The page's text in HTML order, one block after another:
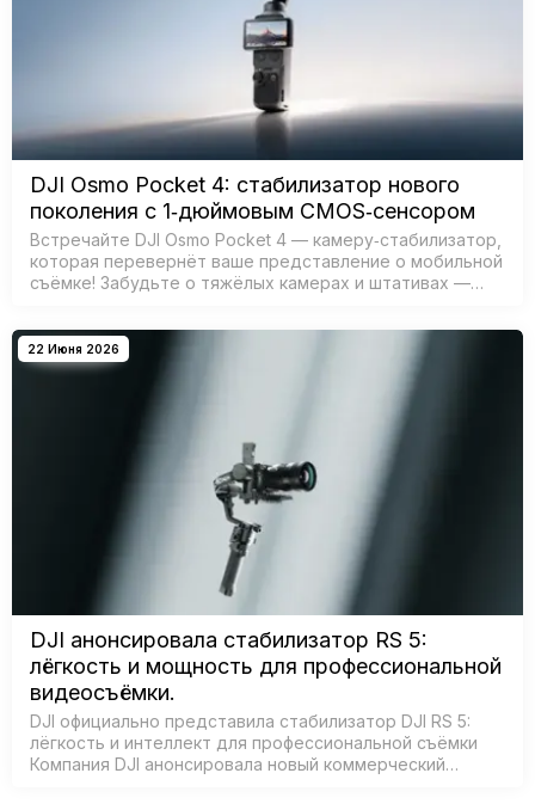
DJI Osmo Pocket 4: стабилизатор нового
поколения с 1‑дюймовым CMOS‑сенсором
Встречайте DJI Osmo Pocket 4 — камеру‑стабилизатор,
которая перевернёт ваше представление о мобильной
съёмке! Забудьте о тяжёлых камерах и штативах —
компактном корпусе. Поче…
22 Июня 2026
DJI анонсировала стабилизатор RS 5:
лёгкость и мощность для профессиональной
видеосъёмки.
DJI официально представила стабилизатор DJI RS 5:
лёгкость и интеллект для профессиональной съёмки
Компания DJI анонсировала новый коммерческий